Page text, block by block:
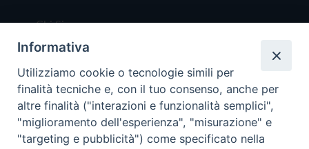
Chi Siamo
Redazione
Scrivici
Informativa
Utilizziamo cookie o tecnologie simili per
finalità tecniche e, con il tuo consenso, anche per
altre finalità ("interazioni e funzionalità semplici",
"miglioramento dell'esperienza", "misurazione" e
"targeting e pubblicità") come specificato nella